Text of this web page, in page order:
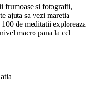
frumoase si fotografii,
te ajuta sa vezi maretia
de meditatii exploreaza
macro pana la cel